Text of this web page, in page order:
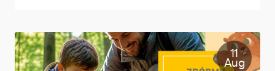
11
Aug